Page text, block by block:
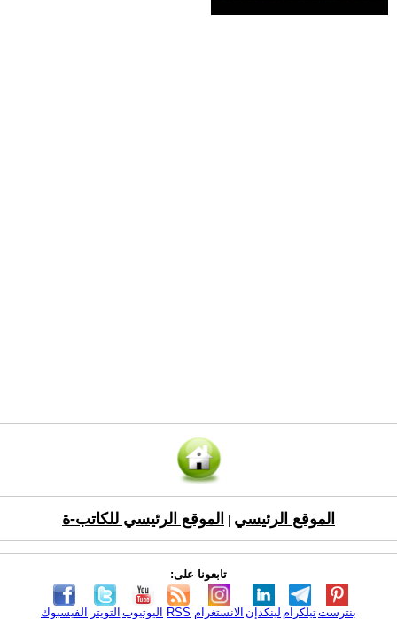
الموقع الرئيسي الموقع الرئيسي للكاتب-ة
تابعونا على:
الفيسبوك التويتر اليوتيوب RSS الانستغرام لينكدإن تيلكرامبنترست